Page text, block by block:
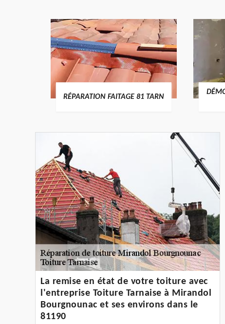
RÉPARATION FAITAGE 81 TARN
La remise en état de votre toiture avec
l'entreprise Toiture Tarnaise à Mirandol
Bourgnounac et ses environs dans le
81190